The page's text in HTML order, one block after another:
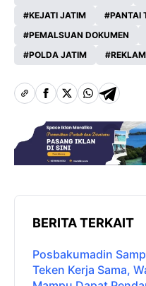
KEJATI JATIM
PANTAI
PEMALSUAN DOKUMEN
POLDA JATIM
BERITA TERKAIT
Posbakumadin
Teken Kerja Sama,